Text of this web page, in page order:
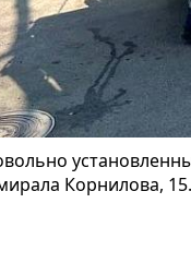
Корнилова, 15.